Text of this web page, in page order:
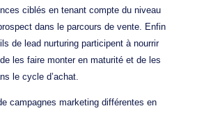
ciblés en tenant compte du niveau
dans le parcours de vente. Enfin
de lead nurturing participent à nourrir
les faire monter en maturité et de les
le cycle d’achat.
campagnes marketing différentes en